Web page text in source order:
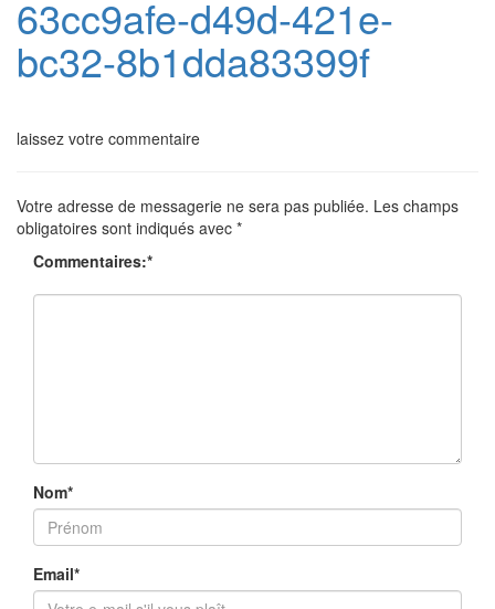
63cc9afe-d49d-421e-
bc32-8b1dda83399f
laissez votre commentaire
Votre adresse de messagerie ne sera pas publiée. Les champs
obligatoires sont indiqués avec *
Commentaires:*
Nom*
Email*